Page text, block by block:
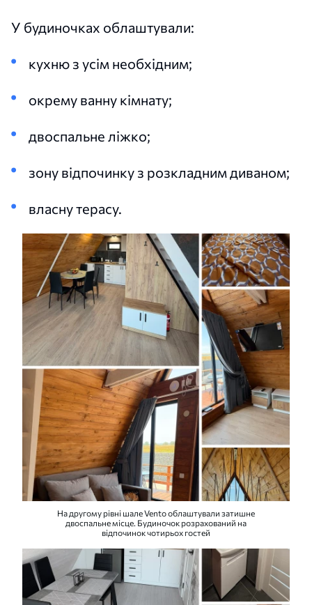
У будиночках облаштували:
кухню з усім необхідним;
окрему ванну кімнату;
двоспальне ліжко;
зону відпочинку з розкладним диваном;
власну терасу.
На другому рівні шале Vento облаштували затишне
двоспальне місце. Будиночок розрахований на
відпочинок чотирьох гостей